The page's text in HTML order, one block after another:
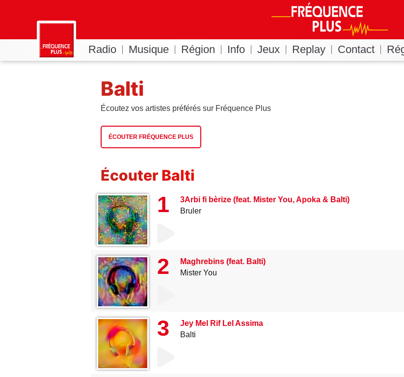
Radio Musique Région Info Jeux Replay Contact
Balti
Écoutez vos artistes préférés sur Fréquence Plus
ÉCOUTER FRÉQUENCE PLUS
Écouter Balti
1
3Arbi fi bèrize (feat. Mister You, Apoka & Balti)
Bruler
2
Maghrebins (feat. Balti)
Mister You
3
Jey Mel Rif Lel Assima
Balti